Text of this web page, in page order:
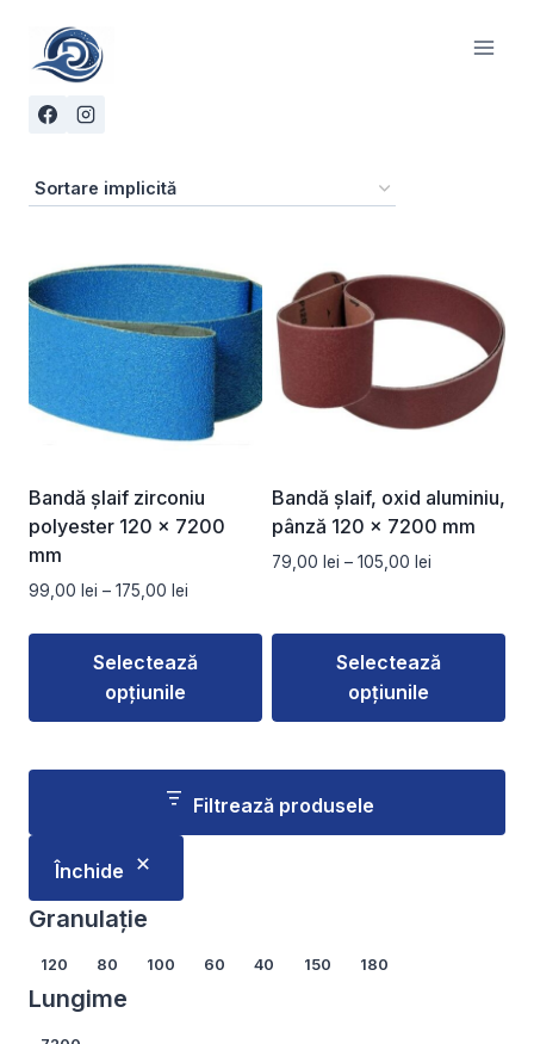
content
Bandă șlaif zirconiu
polyester 120 x 7200
mm
99,00 lei – 175,00 lei
prețuri:
99,00 lei
Selectează
opțiunile
produs
multe
variații.
Opțiunile
alese
în
Bandă șlaif, oxid aluminiu,
pânză 120 x 7200 mm
79,00 lei – 105,00 lei
79,00 lei
până
Selectează
opțiunile
produs
are
fi
Filtrează produsele
Închide
Granulație
Granulație
120 80 100 60 40 150 180
Lungime